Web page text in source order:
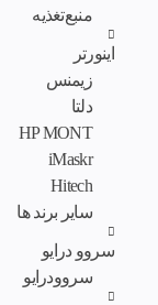
منبع‌تغذیه
اینورتر
زیمنس
دلتا
HP MONT
iMaskr
Hitech
سایر برند ها
سروو درایو
سروودرایو